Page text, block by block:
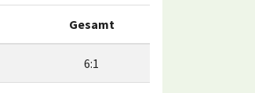
Gesamt
6:1